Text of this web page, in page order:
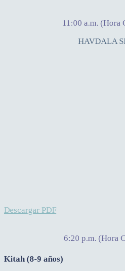
11:00 a.m. (Hora
HAVDALA
Descargar PDF
6:20 p.m. (Hora
Kitah (8-9 años)